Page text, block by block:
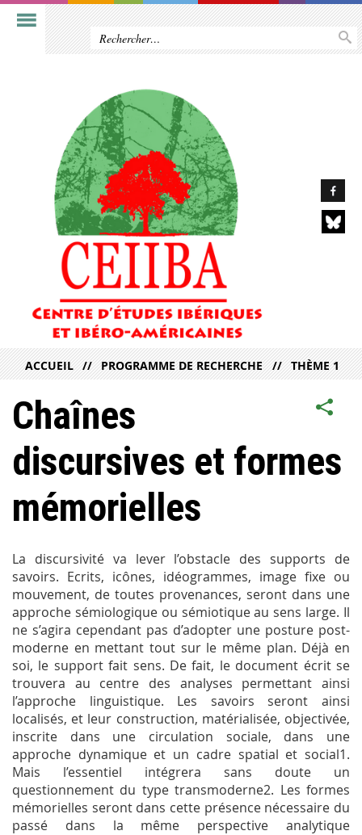
ACCUEIL PROGRAMME DE RECHERCHE THÈME 1
Chaînes
discursives et formes
mémorielles
La discursivité va lever l’obstacle des supports de
savoirs. Ecrits, icônes, idéogrammes, image fixe ou
mouvement, de toutes provenances, seront dans une
approche sémiologique ou sémiotique au sens large. Il
ne s’agira cependant pas d’adopter une posture post-
moderne en mettant tout sur le même plan. Déjà en
soi, le support fait sens. De fait, le document écrit se
trouvera au centre des analyses permettant ainsi
l’approche linguistique. Les savoirs seront ainsi
localisés, et leur construction, matérialisée, objectivée,
inscrite dans une circulation sociale, dans une
approche dynamique et un cadre spatial et social1.
Mais l’essentiel intégrera sans doute un
questionnement du type transmoderne2. Les formes
mémorielles seront dans cette présence nécessaire du
passé dans la même perspective analytique